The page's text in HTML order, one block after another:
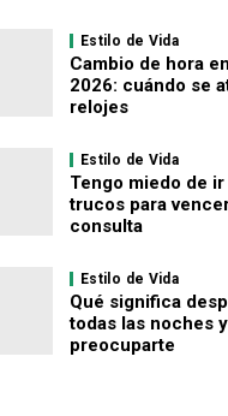
Estilo de Vida
Cambio de hora
2026: cuándo se
relojes
Estilo de Vida
Tengo miedo de
trucos para
consulta
Estilo de Vida
Qué significa
todas las noches
preocuparte